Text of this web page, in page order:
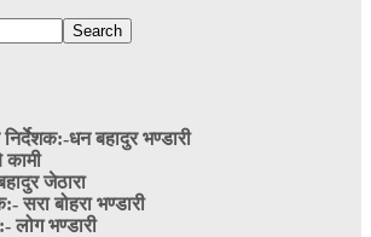
धन बहादुर भण्डारी
कामी
जेठारा
सरा बोहरा भण्डारी
लोग भण्डारी